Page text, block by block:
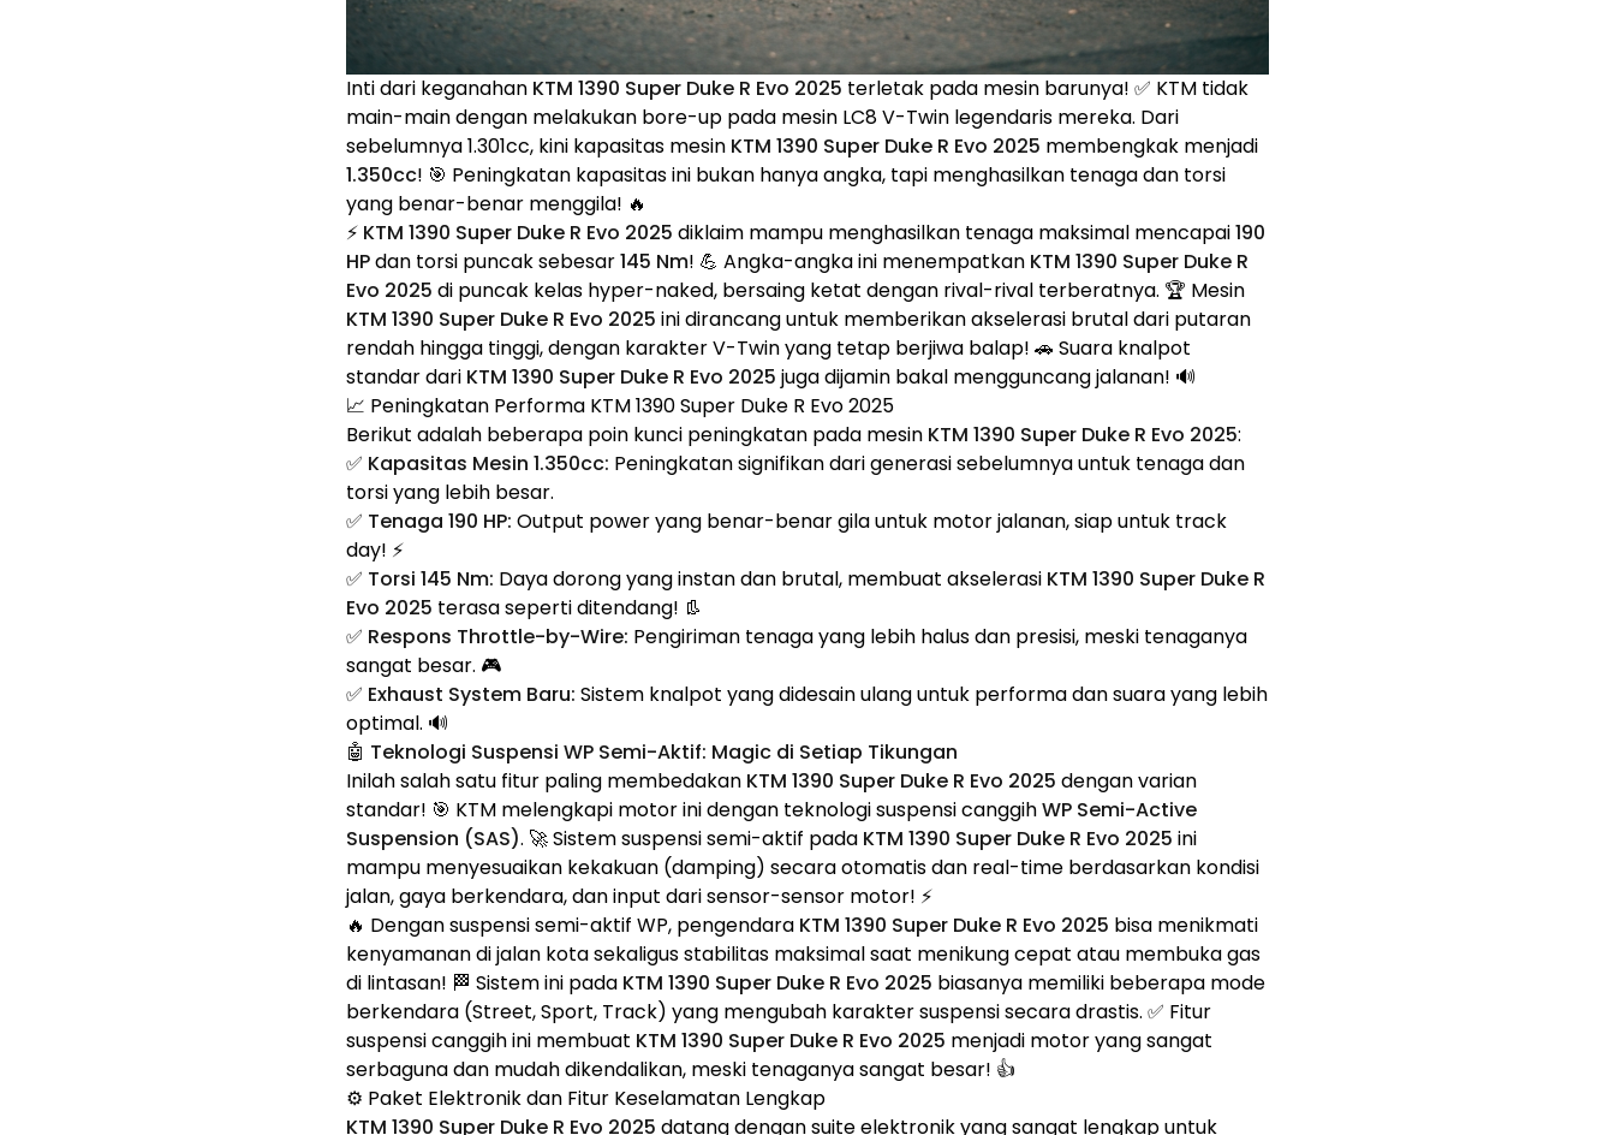
Inti dari keganahan KTM 1390 Super Duke R Evo 2025 terletak pada mesin barunya! ✅ KTM tidak
main-main dengan melakukan bore-up pada mesin LC8 V-Twin legendaris mereka. Dari
sebelumnya 1.301cc, kini kapasitas mesin KTM 1390 Super Duke R Evo 2025 membengkak menjadi
1.350cc! 🎯 Peningkatan kapasitas ini bukan hanya angka, tapi menghasilkan tenaga dan torsi
yang benar-benar menggila! 🔥
⚡ KTM 1390 Super Duke R Evo 2025 diklaim mampu menghasilkan tenaga maksimal mencapai190
HPdan torsi puncak sebesar145 Nm! 💪 Angka-angka ini menempatkan KTM 1390 Super Duke R
Evo 2025 di puncak kelas hyper-naked, bersaing ketat dengan rival-rival terberatnya. 🏆 Mesin
KTM 1390 Super Duke R Evo 2025 ini dirancang untuk memberikan akselerasi brutal dari putaran
rendah hingga tinggi, dengan karakter V-Twin yang tetap berjiwa balap! 🚗 Suara knalpot
standar dari KTM 1390 Super Duke R Evo 2025 juga dijamin bakal mengguncang jalanan! 🔊
📈 Peningkatan Performa KTM 1390 Super Duke R Evo 2025
Berikut adalah beberapa poin kunci peningkatan pada mesin KTM 1390 Super Duke R Evo 2025:
✅ Kapasitas Mesin 1.350cc: Peningkatan signifikan dari generasi sebelumnya untuk tenaga dan
torsi yang lebih besar.
✅ Tenaga 190 HP: Output power yang benar-benar gila untuk motor jalanan, siap untuk track
day! ⚡
✅ Torsi 145 Nm: Daya dorong yang instan dan brutal, membuat akselerasi KTM 1390 Super Duke R
Evo 2025 terasa seperti ditendang! 👢
✅ Respons Throttle-by-Wire: Pengiriman tenaga yang lebih halus dan presisi, meski tenaganya
sangat besar. 🎮
✅ Exhaust System Baru: Sistem knalpot yang didesain ulang untuk performa dan suara yang lebih
optimal. 🔊
🤖 Teknologi Suspensi WP Semi-Aktif: Magic di Setiap Tikungan
Inilah salah satu fitur paling membedakan KTM 1390 Super Duke R Evo 2025 dengan varian
standar! 🎯 KTM melengkapi motor ini dengan teknologi suspensi canggihWP Semi-Active
Suspension (SAS). 🚀 Sistem suspensi semi-aktif pada KTM 1390 Super Duke R Evo 2025 ini
mampu menyesuaikan kekakuan (damping) secara otomatis dan real-time berdasarkan kondisi
jalan, gaya berkendara, dan input dari sensor-sensor motor! ⚡
🔥 Dengan suspensi semi-aktif WP, pengendara KTM 1390 Super Duke R Evo 2025 bisa menikmati
kenyamanan di jalan kota sekaligus stabilitas maksimal saat menikung cepat atau membuka gas
di lintasan! 🏁 Sistem ini pada KTM 1390 Super Duke R Evo 2025 biasanya memiliki beberapa mode
berkendara (Street, Sport, Track) yang mengubah karakter suspensi secara drastis. ✅ Fitur
suspensi canggih ini membuat KTM 1390 Super Duke R Evo 2025 menjadi motor yang sangat
serbaguna dan mudah dikendalikan, meski tenaganya sangat besar! 👍
⚙️ Paket Elektronik dan Fitur Keselamatan Lengkap
KTM 1390 Super Duke R Evo 2025 datang dengan suite elektronik yang sangat lengkap untuk